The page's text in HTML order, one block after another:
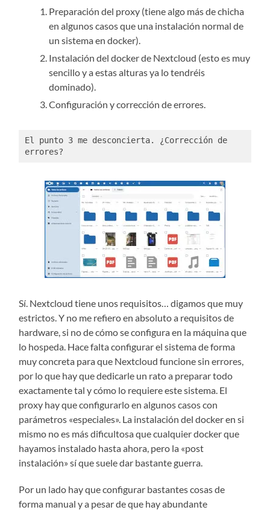
Preparación del proxy (tiene algo más de chicha
en algunos casos que una instalación normal de
un sistema en docker).
Instalación del docker de Nextcloud (esto es muy
sencillo y a estas alturas ya lo tendréis
dominado).
Configuración y corrección de errores.
El punto 3 me desconcierta. ¿Corrección de
errores?
Sí. Nextcloud tiene unos requisitos… digamos que muy
estrictos. Y no me refiero en absoluto a requisitos de
hardware, si no de cómo se configura en la máquina que
lo hospeda. Hace falta configurar el sistema de forma
muy concreta para que Nextcloud funcione sin errores,
por lo que hay que dedicarle un rato a preparar todo
exactamente tal y cómo lo requiere este sistema. El
proxy hay que configurarlo en algunos casos con
parámetros «especiales». La instalación del docker en si
mismo no es más dificultosa que cualquier docker que
hayamos instalado hasta ahora, pero la «post
instalación» sí que suele dar bastante guerra.
Por un lado hay que configurar bastantes cosas de
forma manual y a pesar de que hay abundante